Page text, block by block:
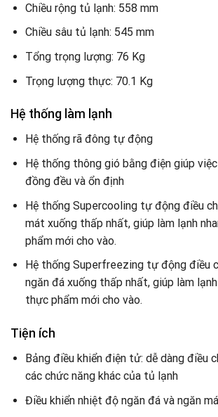
Chiều rộng tủ lạnh: 558 mm
Chiều sâu tủ lạnh: 545 mm
Tổng trọng lượng: 76 Kg
Trọng lượng thực: 70.1 Kg
Hệ thống làm lạnh
Hệ thống rã đông tự động
Hệ thống thông gió bằng điện giúp
đồng đều và ổn định
Hệ thống Supercooling tự động điều
mát xuống thấp nhất, giúp làm lạnh
phẩm mới cho vào.
Hệ thống Superfreezing tự động điều
ngăn đá xuống thấp nhất, giúp làm
thực phẩm mới cho vào.
Tiện ích
Bảng điều khiển điện tử: dễ dàng điều
các chức năng khác của tủ lạnh
Điều khiển nhiệt độ ngăn đá và ngăn